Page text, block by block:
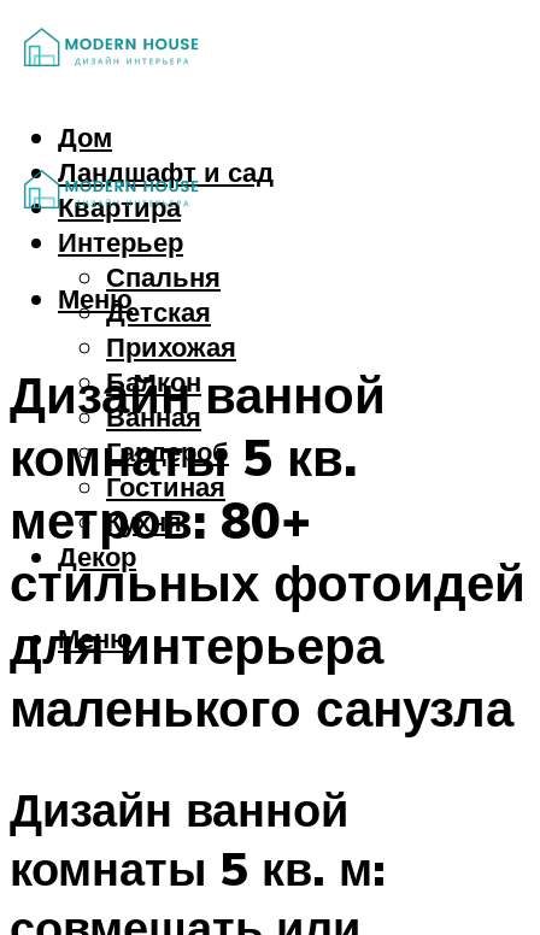
Дом
Ландшафт и сад
Квартира
Интерьер
Спальня
Детская
Прихожая
Балкон
Ванная
Гардероб
Гостиная
Кухня
Декор
Меню
Меню
Дизайн ванной
комнаты 5 кв.
метров: 80+
стильных фотоидей
для интерьера
маленького санузла
Дизайн ванной
комнаты 5 кв. м: